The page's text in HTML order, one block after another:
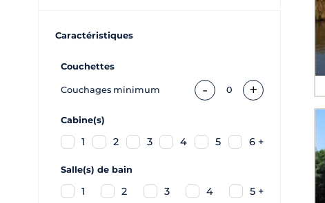
Caractéristiques
Couchettes
Couchages minimum - 0 +
Cabine(s)
1 2 3 4 5 6 +
Salle(s) de bain
1 2 3 4 5 +